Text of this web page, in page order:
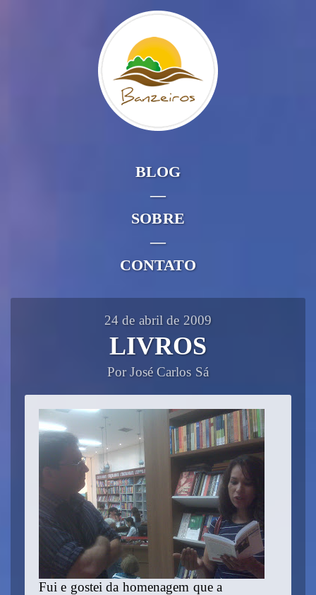
BLOG
—
SOBRE
—
CONTATO
24 de abril de 2009
LIVROS
Por José Carlos Sá
Fui e gostei da homenagem que a